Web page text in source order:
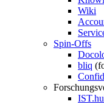
Wiki
Spin-Offs
bliq